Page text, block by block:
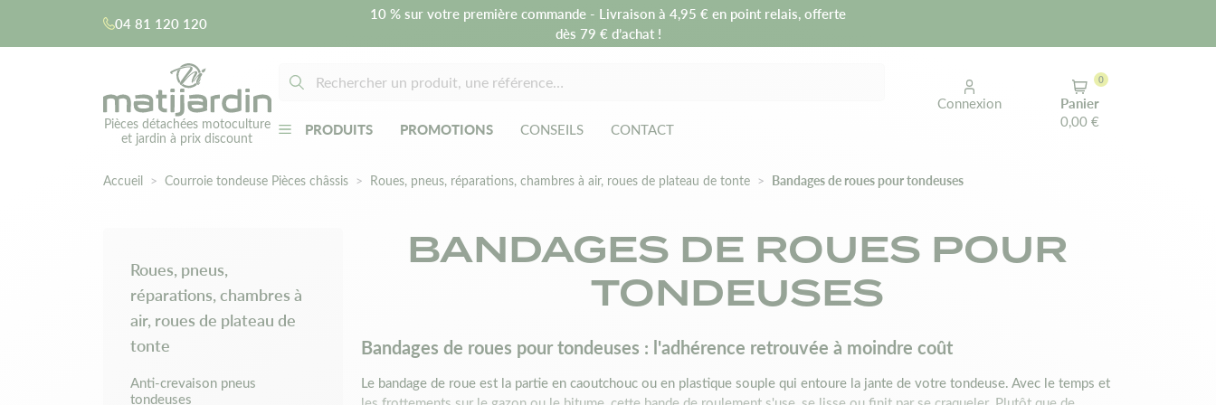
04 81 120 120
10 % sur votre première commande - Livraison à 4,95 € en point relais, offerte
dès 79 € d’achat !
Pièces détachées motoculture
et jardin à prix discount
PRODUITS PROMOTIONS CONSEILS CONTACT
Connexion
Panier
0,00 €
0
Accueil Courroie tondeuse Pièces châssis Roues, pneus, réparations, chambres à air, roues de plateau de tonte Bandages de roues pour tondeuses
Roues, pneus,
réparations, chambres à
air, roues de plateau de
tonte
Anti-crevaison pneus
tondeuses
BANDAGES DE ROUES POUR
TONDEUSES
Bandages de roues pour tondeuses : l'adhérence retrouvée à moindre coût
Le bandage de roue est la partie en caoutchouc ou en plastique souple qui entoure la jante de votre tondeuse. Avec le temps et